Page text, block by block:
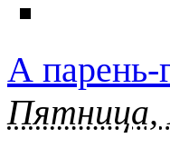
А парень-
Пятница,